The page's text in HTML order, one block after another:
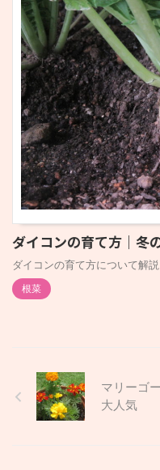
ダイコンの育て方｜冬
ダイコンの育て方について解説
根菜
マリーゴ
大人気